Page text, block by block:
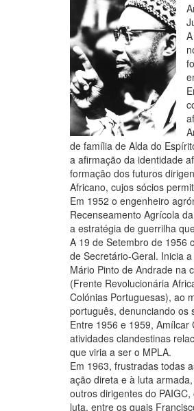
de família de Alda do
a afirmação da identidade
formação dos futuros
Africano, cujos sócios
Em 1952 o engenheiro
Recenseamento Agrícola
a estratégia de guerrilha
A 19 de Setembro de 1956
de Secretário-Geral. Inicia
Mário Pinto de Andrade na
(Frente Revolucionária
Colónias Portuguesas), ao
português, denunciando os
Entre 1956 e 1959,
atividades clandestinas
que viria a ser o MPLA.
Em 1963, frustradas todas
ação direta e à luta
outros dirigentes do
luta, entre os quais